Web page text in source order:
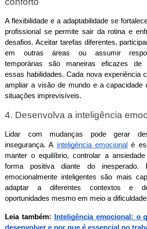
A flexibilidade e a adaptabilidade se
profissional se permite sair da rotina e
desafios. Aceitar tarefas diferentes,
em outras áreas ou assumir
temporárias são maneiras eficazes de
essas habilidades. Cada nova experiência
ampliar a visão de mundo e a capacidade
situações imprevisíveis.
4. Desenvolva a inteligência
Lidar com mudanças pode gerar
insegurança. A inteligência emocional
é
manter o equilíbrio, controlar a
forma positiva diante do inesperado.
emocionalmente inteligentes são mais
adaptar a diferentes contextos e
oportunidades mesmo em meio a
Leia também:
Inteligência emocional: o